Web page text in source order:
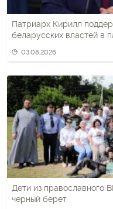
Патриарх Кирилл
беларусских властей в
03.08.2026
Дети из православного
черный берет